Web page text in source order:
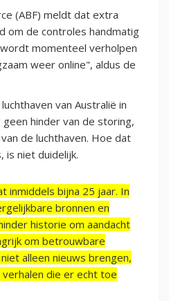
(ABF) meldt dat extra
om de controles handmatig
momenteel verholpen
weer online", aldus de
van Australië in
hinder van de storing,
de luchthaven. Hoe dat
is niet duidelijk.
inmiddels bijna 25 jaar. In
bronnen en
historie om aandacht
om betrouwbare
alleen nieuws brengen,
die er echt toe